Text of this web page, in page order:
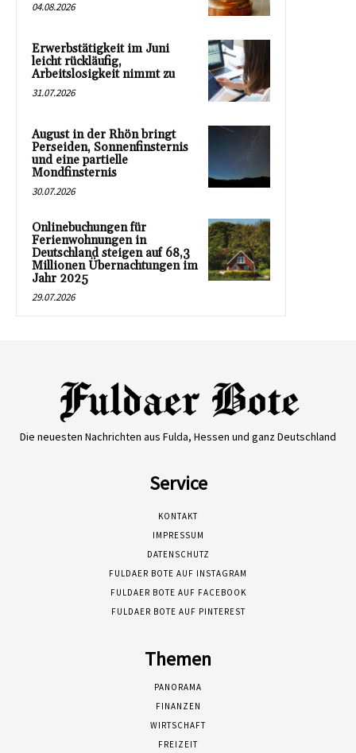
04.08.2026
Erwerbstätigkeit im Juni
leicht rückläufig,
Arbeitslosigkeit nimmt zu
31.07.2026
August in der Rhön bringt
Perseiden, Sonnenfinsternis
und eine partielle
Mondfinsternis
30.07.2026
Onlinebuchungen für
Ferienwohnungen in
Deutschland steigen auf 68,3
Millionen Übernachtungen im
Jahr 2025
29.07.2026
Die neuesten Nachrichten aus Fulda, Hessen und ganz Deutschland
Service
KONTAKT
IMPRESSUM
DATENSCHUTZ
FULDAER BOTE AUF INSTAGRAM
FULDAER BOTE AUF FACEBOOK
FULDAER BOTE AUF PINTEREST
Themen
PANORAMA
FINANZEN
WIRTSCHAFT
FREIZEIT